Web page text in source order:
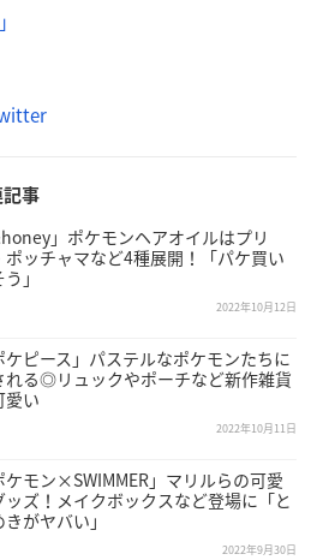
イトなどがラインナップされてい
(@Pokemon_cojp)
記事
」ポケモンヘアオイルはプリ
ポッチャマなど4種展開！「パケ買い
」
2022年10月12日
ケピース」パステルなポケモンたちに
れる◎リュックやポーチなど新作雑貨
愛い
2022年10月11日
ケモン×SWIMMER」マリルらの可愛
ッズ！メイクボックスなど登場に「と
きがヤバい」
2022年9月30日